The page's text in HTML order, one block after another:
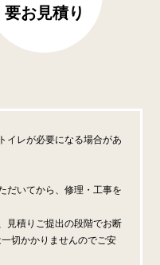
要お見積り
イレが必要になる場合があ
だいてから、修理・工事を
見積りご提出の段階でお断
切かかりませんのでご安